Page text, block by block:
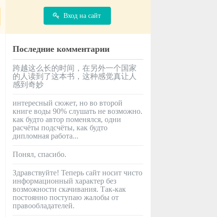
Вход на сайт
Последние комментарии
跨越这么长的时间，在另外一个国家
的人读到了这本书，这种感觉真让人
感到奇妙
интересный сюжет, но во второй
книге воды 90% слушать не возможно.
как будто автор поменялся, одни
расчёты подсчёты, как будто
дипломная работа...
Понял, спасибо.
Здравствуйте! Теперь сайт носит чисто
информационный характер без
возможности скачивания. Так-как
постоянно поступаю жалобы от
правообладателей.